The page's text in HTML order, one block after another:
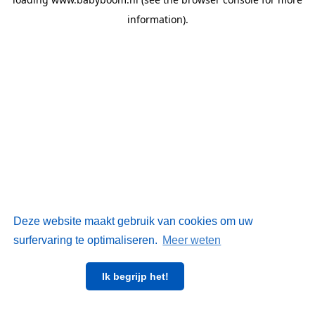
Deze website maakt gebruik van cookies om uw
surfervaring te optimaliseren. Meer weten
Ik begrijp het!
information).